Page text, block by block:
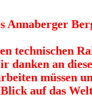
Annaberger
danken an
müssen
auf das